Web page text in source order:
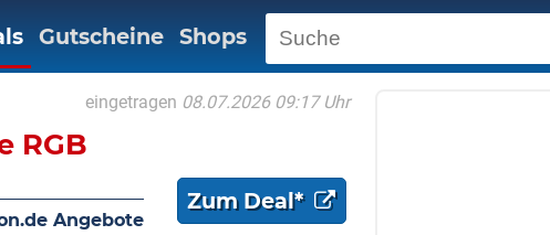
Gutscheine Shops
eingetragen 08.07.2026 09:17 Uhr
RGB
Zum Deal*
Angebote